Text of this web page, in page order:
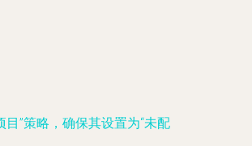
目”策略，确保其设置为“未配